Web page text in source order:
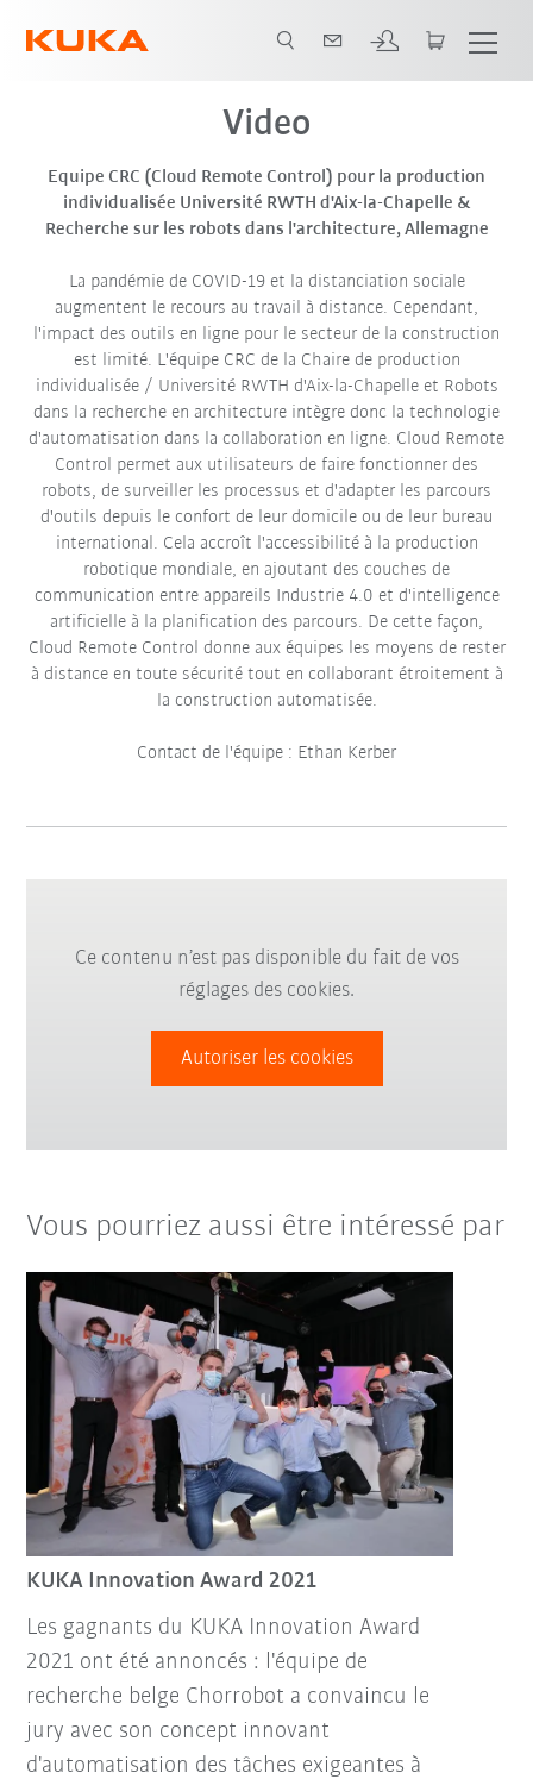
Team CRC
Video
Equipe CRC (Cloud Remote Control) pour la production
individualisée Université RWTH d'Aix-la-Chapelle &
Recherche sur les robots dans l'architecture, Allemagne
La pandémie de COVID-19 et la distanciation sociale
augmentent le recours au travail à distance. Cependant,
l'impact des outils en ligne pour le secteur de la construction
est limité. L'équipe CRC de la Chaire de production
individualisée / Université RWTH d'Aix-la-Chapelle et Robots
dans la recherche en architecture intègre donc la technologie
d'automatisation dans la collaboration en ligne. Cloud Remote
Control permet aux utilisateurs de faire fonctionner des
robots, de surveiller les processus et d'adapter les parcours
d'outils depuis le confort de leur domicile ou de leur bureau
international. Cela accroît l'accessibilité à la production
robotique mondiale, en ajoutant des couches de
communication entre appareils Industrie 4.0 et d'intelligence
artificielle à la planification des parcours. De cette façon,
Cloud Remote Control donne aux équipes les moyens de rester
à distance en toute sécurité tout en collaborant étroitement à
la construction automatisée.
Contact de l'équipe : Ethan Kerber
Ce contenu n’est pas disponible du fait de vos
réglages des cookies.
Autoriser les cookies
Vous pourriez aussi être intéressé par
KUKA Innovation Award 2021
Les gagnants du KUKA Innovation Award
2021 ont été annoncés : l'équipe de
recherche belge Chorrobot a convaincu le
jury avec son concept innovant
d'automatisation des tâches exigeantes à